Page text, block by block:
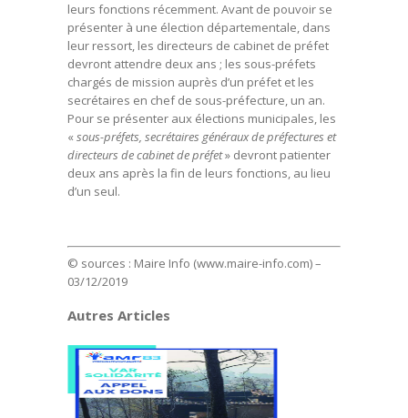
leurs fonctions récemment. Avant de pouvoir se
présenter à une élection départementale, dans
leur ressort, les directeurs de cabinet de préfet
devront attendre deux ans ; les sous-préfets
chargés de mission auprès d’un préfet et les
secrétaires en chef de sous-préfecture, un an.
Pour se présenter aux élections municipales, les
« sous-préfets, secrétaires généraux de préfectures et
directeurs de cabinet de préfet» devront patienter
deux ans après la fin de leurs fonctions, au lieu
d’un seul.
© sources : Maire Info (www.maire-info.com) –
03/12/2019
Autres Articles